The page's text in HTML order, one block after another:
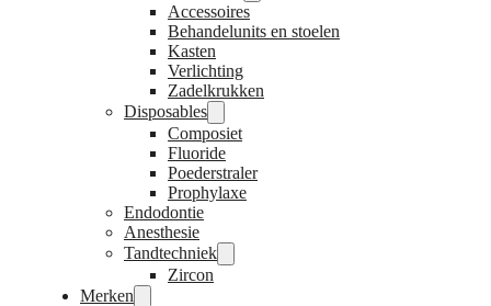
Accessoires
Behandelunits en stoelen
Kasten
Verlichting
Zadelkrukken
Disposables
Composiet
Fluoride
Poederstraler
Prophylaxe
Endodontie
Anesthesie
Tandtechniek
Zircon
Merken